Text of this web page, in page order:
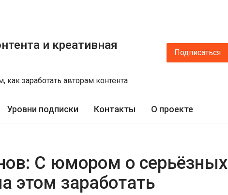
и креативная
Подписаться
заработать авторам контента
Уровни подписки Контакты О проекте
С юмором о серьёзных
этом заработать